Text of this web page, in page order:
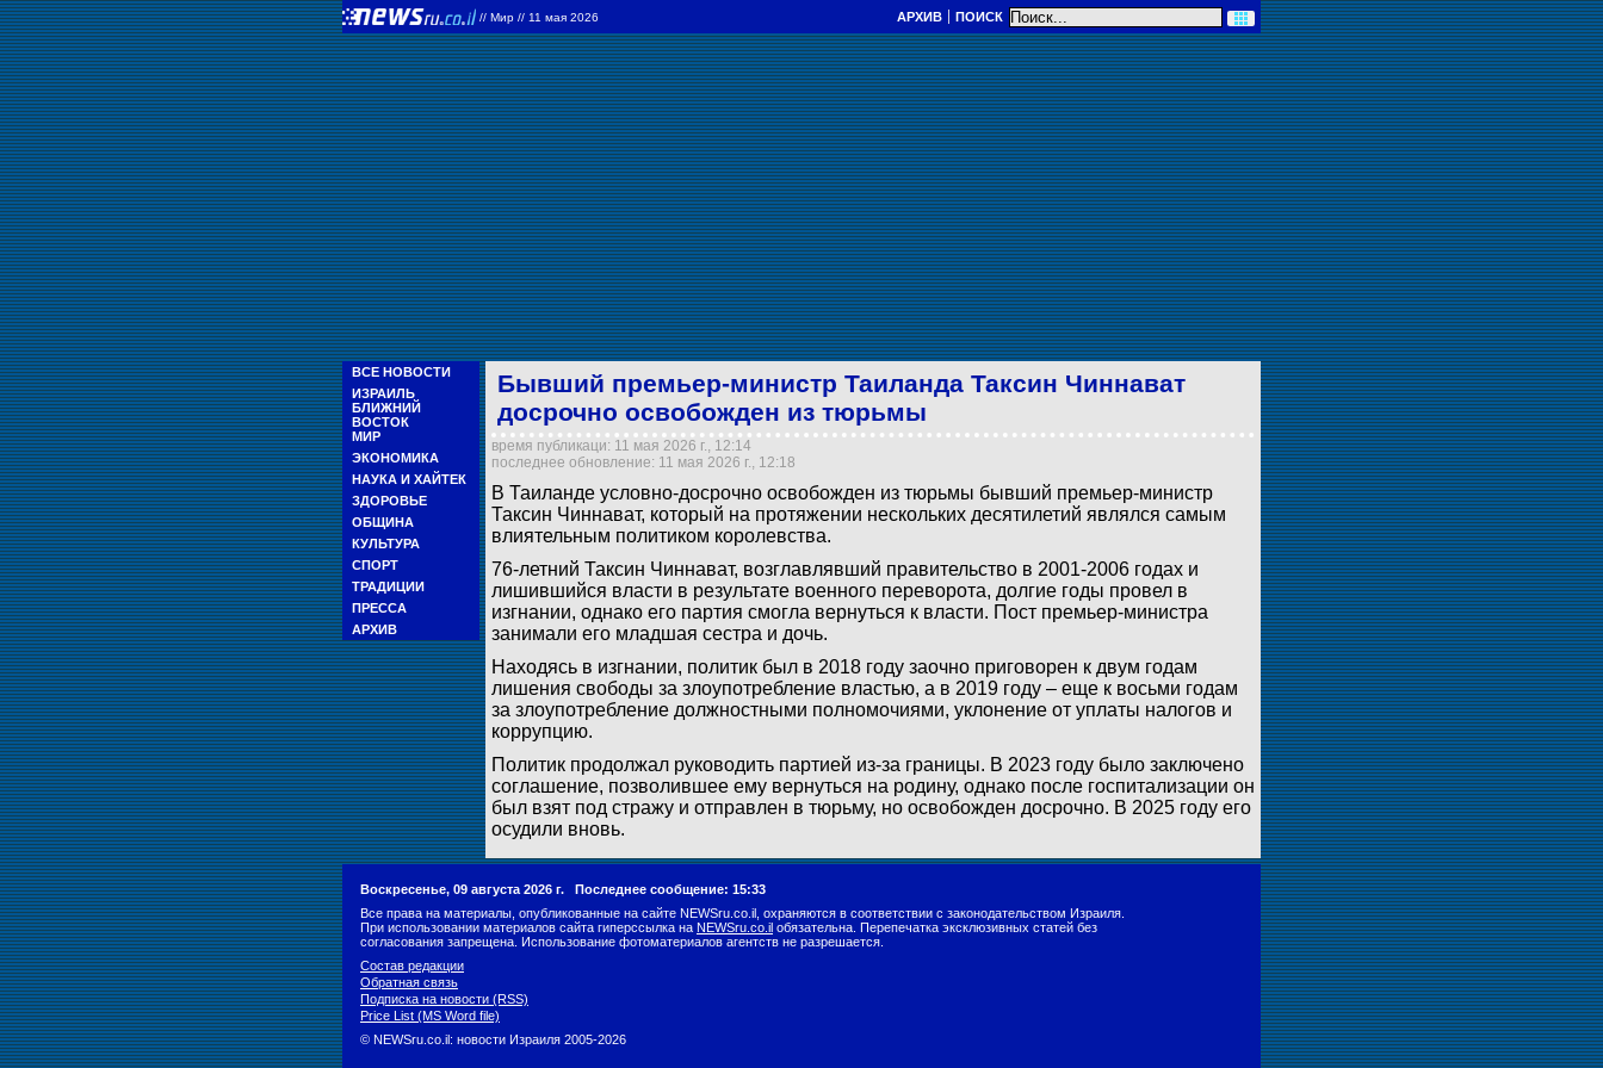
// Мир // 11 мая 2026 АРХИВ ПОИСК
ВСЕ НОВОСТИ
ИЗРАИЛЬ
БЛИЖНИЙ
ВОСТОК
МИР
ЭКОНОМИКА
НАУКА И ХАЙТЕК
ЗДОРОВЬЕ
ОБЩИНА
КУЛЬТУРА
СПОРТ
ТРАДИЦИИ
ПРЕССА
АРХИВ
Бывший премьер-министр Таиланда Таксин Чиннават
досрочно освобожден из тюрьмы
время публикаци: 11 мая 2026 г., 12:14
последнее обновление: 11 мая 2026 г., 12:18
В Таиланде условно-досрочно освобожден из тюрьмы бывший премьер-министр
Таксин Чиннават, который на протяжении нескольких десятилетий являлся самым
влиятельным политиком королевства.
76-летний Таксин Чиннават, возглавлявший правительство в 2001-2006 годах и
лишившийся власти в результате военного переворота, долгие годы провел в
изгнании, однако его партия смогла вернуться к власти. Пост премьер-министра
занимали его младшая сестра и дочь.
Находясь в изгнании, политик был в 2018 году заочно приговорен к двум годам
лишения свободы за злоупотребление властью, а в 2019 году – еще к восьми годам
за злоупотребление должностными полномочиями, уклонение от уплаты налогов и
коррупцию.
Политик продолжал руководить партией из-за границы. В 2023 году было заключено
соглашение, позволившее ему вернуться на родину, однако после госпитализации он
был взят под стражу и отправлен в тюрьму, но освобожден досрочно. В 2025 году его
осудили вновь.
Воскресенье, 09 августа 2026 г. Последнее сообщение: 15:33
Все права на материалы, опубликованные на сайте NEWSru.co.il, охраняются в соответствии с законодательством Израиля.
При использовании материалов сайта гиперссылка на NEWSru.co.il обязательна. Перепечатка эксклюзивных статей без
согласования запрещена. Использование фотоматериалов агентств не разрешается.
Состав редакции
Обратная связь
Подписка на новости (RSS)
Price List (MS Word file)
© NEWSru.co.il: новости Израиля 2005-2026